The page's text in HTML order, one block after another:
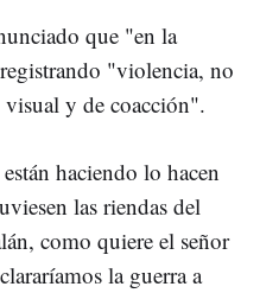
que "en la
"violencia, no
y de coacción".
haciendo lo hacen
las riendas del
como quiere el señor
la guerra a